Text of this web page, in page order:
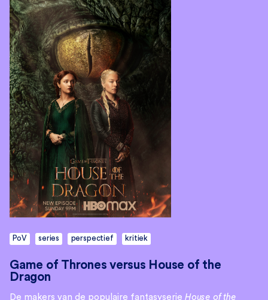
PoV series perspectief kritiek
Game of Thrones versus House of the
Dragon
De makers van de populaire fantasyserie House of the